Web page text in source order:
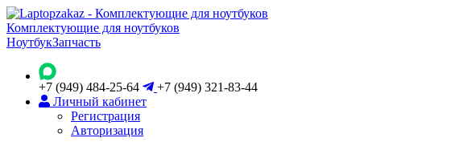
Комплектующие для ноутбуков
НоутбукЗапчасть
+7 (949) 484-25-64
+7 (949) 321-83-44
Личный кабинет
Регистрация
Авторизация